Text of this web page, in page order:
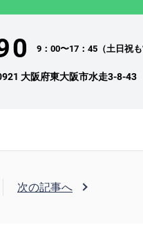
9：00〜17：45（土日祝も
大阪府東大阪市水走3-8-43
次の記事へ